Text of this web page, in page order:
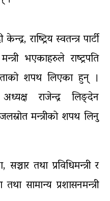
प्रमुख र अधिकृत
खस्दा ३ वर्षीय बालकको
राष्ट्रिय स्वतन्त्र पार्टी
मन्त्री भएकाहरुले राष्ट्रपति
शपथ लिएका हुन् ।
अध्यक्ष राजेन्द्र लिङ्देन
मन्त्रीको शपथ लिनु
तथा प्रविधिमन्त्री र
सामान्य प्रशासनमन्त्री